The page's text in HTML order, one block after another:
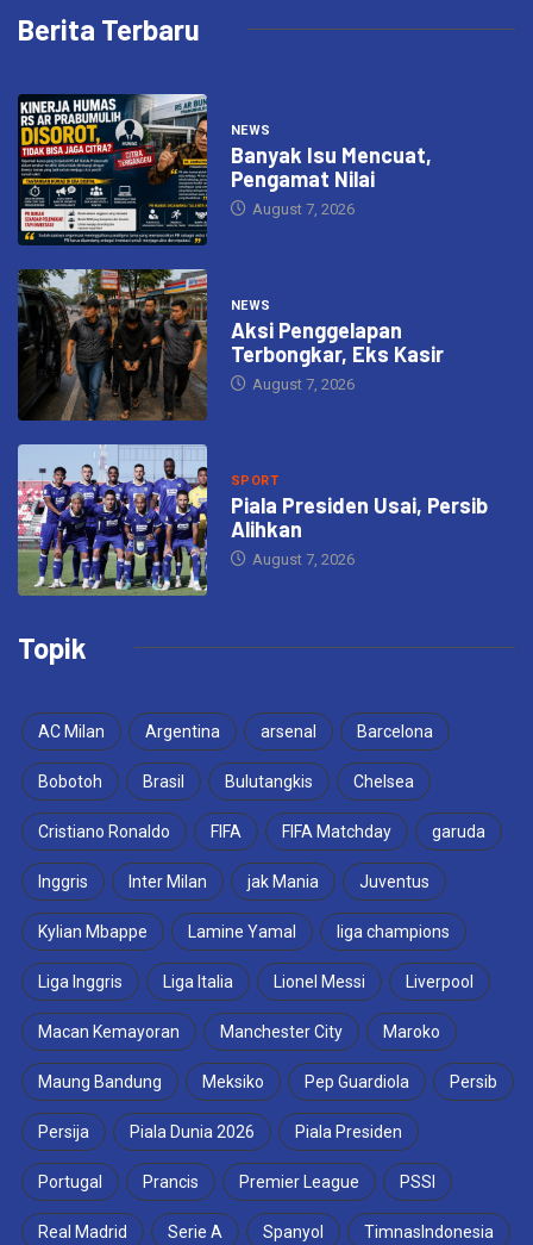
Berita Terbaru
NEWS
Banyak Isu Mencuat,
Pengamat Nilai
August 7, 2026
NEWS
Aksi Penggelapan
Terbongkar, Eks Kasir
August 7, 2026
SPORT
Piala Presiden Usai, Persib
Alihkan
August 7, 2026
Topik
AC Milan Argentina arsenal Barcelona
Bobotoh Brasil Bulutangkis Chelsea
Cristiano Ronaldo FIFA FIFA Matchday garuda
Inggris Inter Milan jak Mania Juventus
Kylian Mbappe Lamine Yamal liga champions
Liga Inggris Liga Italia Lionel Messi Liverpool
Macan Kemayoran Manchester City Maroko
Maung Bandung Meksiko Pep Guardiola Persib
Persija Piala Dunia 2026 Piala Presiden
Portugal Prancis Premier League PSSI
Real Madrid Serie A Spanyol TimnasIndonesia